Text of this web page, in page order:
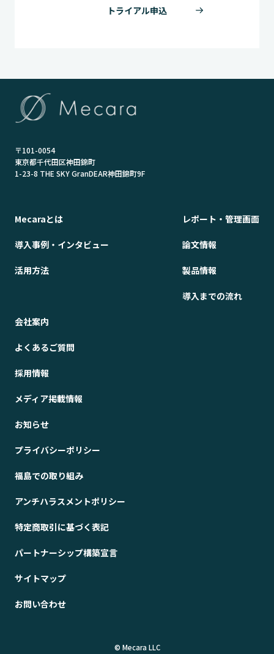
トライアル申込
〒101-0054
東京都千代田区神田錦町
1-23-8 THE SKY GranDEAR神田錦町9F
Mecaraとは
導入事例・インタビュー
活用方法
レポート・管理画面
論文情報
製品情報
導入までの流れ
会社案内
よくあるご質問
採用情報
メディア掲載情報
お知らせ
プライバシーポリシー
福島での取り組み
アンチハラスメントポリシー
特定商取引に基づく表記
パートナーシップ構築宣言
サイトマップ
お問い合わせ
© Mecara LLC